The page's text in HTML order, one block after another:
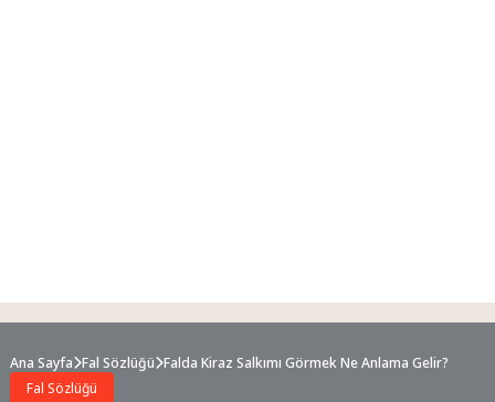
Ana Sayfa Fal Sözlüğü Falda Kiraz Salkımı Görmek Ne Anlama Gelir?
Fal Sözlüğü